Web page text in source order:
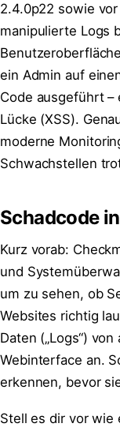
2.4.0p22 sowie
manipulierte Logs
ein Admin auf
Code ausgeführt
Lücke (XSS).
moderne
Schwachstellen
Schadcode
Kurz vorab:
und
um zu sehen, ob
Websites richtig
Daten („Logs“)
Webinterface an.
erkennen, bevor
Stell es dir vor wie